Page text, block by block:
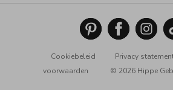
Cookiebeleid Privacy
voorwaarden
© 2026 Hippe